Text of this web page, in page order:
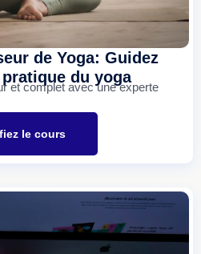
de Yoga: Guidez
du yoga
et complet avec une experte
le cours